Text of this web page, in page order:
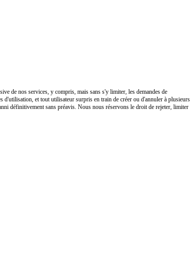
de nos services, y compris, mais sans s'y limiter, les demandes de
d'utilisation, et tout utilisateur surpris en train de créer ou d'annuler à plusieurs
définitivement sans préavis. Nous nous réservons le droit de rejeter, limiter